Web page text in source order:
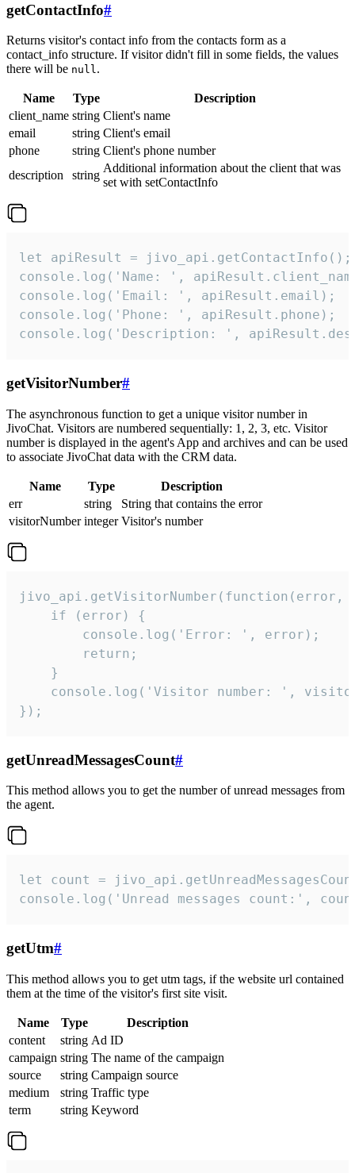
getContactInfo#
Returns visitor's contact info from the contacts form as a
contact_info structure. If visitor didn't fill in some fields, the values
there will be null.
Name Type
Description
client_name string Client's name
email
string Client's email
phone
string Client's phone number
description
string
Additional information about the client that was
set with setContactInfo
let apiResult = jivo_api.getContactInfo();
console.log('Name: ',
console.log('Email: ', apiResult.email);
console.log('Phone: ', apiResult.phone);
console.log('Description: ',
getVisitorNumber#
The asynchronous function to get a unique visitor number in
JivoChat. Visitors are numbered sequentially: 1, 2, 3, etc. Visitor
number is displayed in the agent's App and archives and can be used
to associate JivoChat data with the CRM data.
Name Type
Description
err
string
String that contains the error
visitorNumber integer Visitor's number
jivo_api.getVisitorNumber(function(error,
    if (error) {
        console.log('Error: ', error);
        return;
    }
console.log('Visitor number: ',
});
getUnreadMessagesCount#
This method allows you to get the number of unread messages from
the agent.
let count =
console.log('Unread messages count:',
getUtm#
This method allows you to get utm tags, if the website url contained
them at the time of the visitor's first site visit.
Name Type
Description
content
string Ad ID
campaign string The name of the campaign
source
string Campaign source
medium
string Traffic type
term
string Keyword